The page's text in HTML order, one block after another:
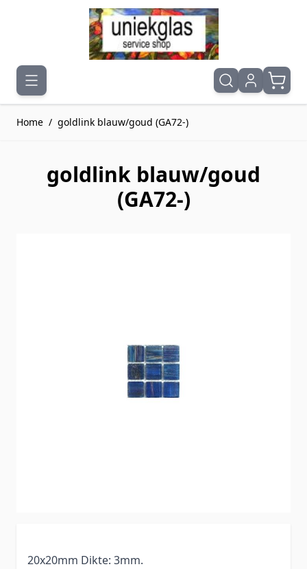
Ga naar de inhoud
Home / goldlink blauw/goud (GA72-)
goldlink blauw/goud
(GA72-)
20x20mm Dikte: 3mm.